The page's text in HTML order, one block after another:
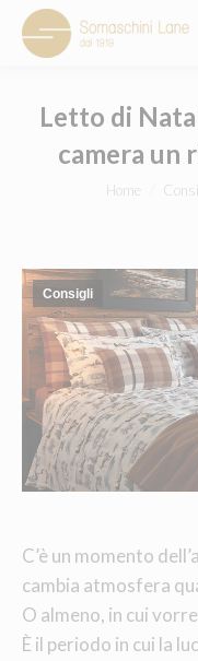
Letto di
camera un
You are
Home
Consigli
C’è un momento
cambia atmosfera
O almeno, in cui
È il periodo in cui la